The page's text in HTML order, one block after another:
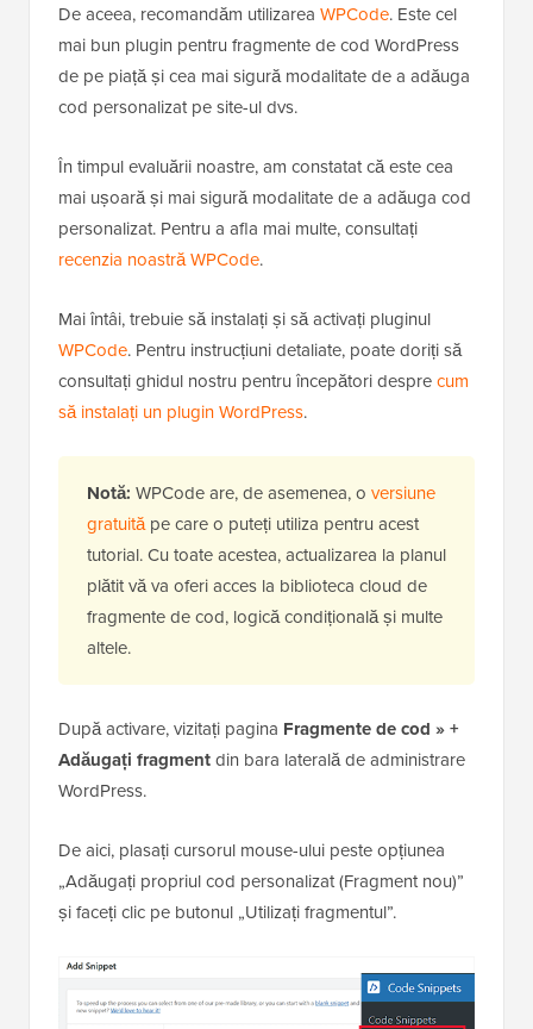
De aceea, recomandăm utilizarea WPCode. Este cel
mai bun plugin pentru fragmente de cod WordPress
de pe piață și cea mai sigură modalitate de a adăuga
cod personalizat pe site-ul dvs.
În timpul evaluării noastre, am constatat că este cea
mai ușoară și mai sigură modalitate de a adăuga cod
personalizat. Pentru a afla mai multe, consultați
recenzia noastră WPCode.
Mai întâi, trebuie să instalați și să activați pluginul
WPCode. Pentru instrucțiuni detaliate, poate doriți să
consultați ghidul nostru pentru începători desprecum
să instalați un plugin WordPress.
Notă: WPCode are, de asemenea, o versiune
gratuităpe care o puteți utiliza pentru acest
tutorial. Cu toate acestea, actualizarea la planul
plătit vă va oferi acces la biblioteca cloud de
fragmente de cod, logică condițională și multe
altele.
După activare, vizitați pagina Fragmente de cod » +
Adăugați fragmentdin bara laterală de administrare
WordPress.
De aici, plasați cursorul mouse-ului peste opțiunea
„Adăugați propriul cod personalizat (Fragment nou)”
și faceți clic pe butonul „Utilizați fragmentul”.